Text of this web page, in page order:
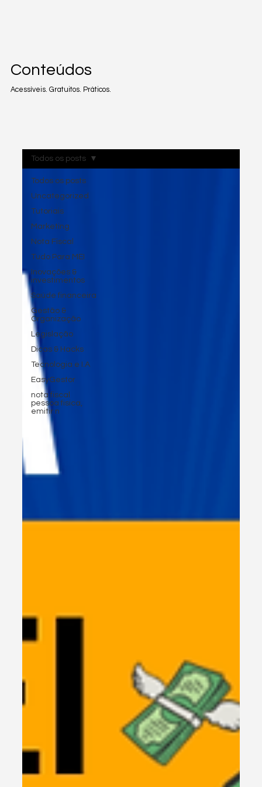
Conteúdos
Acessíveis. Gratuitos. Práticos.
Todos os posts
Uncategorized
Tutoriais
Marketing
Nota Fiscal
Tudo Para MEI
Inovações &
investimentos
Saúde financeira
Gestão &
Organização
Legislação
Dicas & Hacks
Tecnologia e I.A
EasyGestor
nota fiscal
pessoa fisica,
emitir n
Todos os posts